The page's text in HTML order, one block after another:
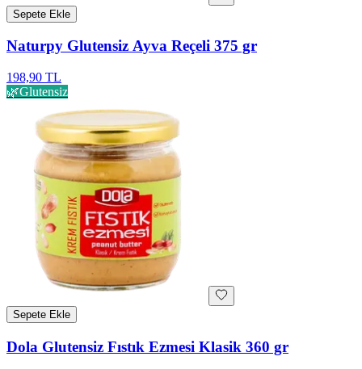
Sepete Ekle
Naturpy Glutensiz Ayva Reçeli 375 gr
198,90 TL
🌿Glutensiz
Sepete Ekle
Dola Glutensiz Fıstık Ezmesi Klasik 360 gr